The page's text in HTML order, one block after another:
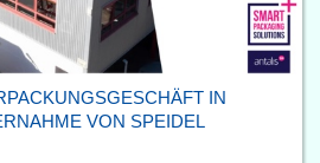
IN
VON SPEIDEL